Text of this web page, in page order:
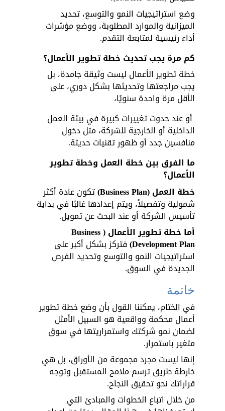
وضع استراتيجيات النمو والتوسع، تحديد
الميزانية والموارد المطلوبة، ووضع مؤشرات
أداء رئيسية لمتابعة التقدم.
كم مرة يجب تحديث خطة تطوير الأعمال؟
خطة تطوير الأعمال ليست وثيقة جامدة، بل
يجب مراجعتها وتحديثها بشكل دوري، على
الأقل مرة واحدة سنويًا،
أو عند حدوث تغييرات كبيرة في بيئة العمل
الداخلية أو الخارجية للشركة، مثل دخول
منافسين جدد أو ظهور تقنيات حديثة.
ما الفرق بين خطة العمل وخطة تطوير
الأعمال؟
خطة العمل (Business Plan)
تكون عادة أكثر
شمولية وتفصيلاً، ويتم إعدادها غالبًا في بداية
تأسيس الشركة أو عند البحث عن تمويل.
أما خطة تطوير الأعمال (Business
Development Plan) فتركز بشكل أكبر على
استراتيجيات النمو والتوسع وتحديد الفرص
الجديدة في السوق.
خاتمة
في الختام، يمكننا القول بأن وضع خطة تطوير
أعمال محكمة وواقعية هو السبيل الأمثل
لضمان نمو شركتك واستمراريتها في سوق
متغير باستمرار.
إنها ليست مجرد مجموعة من الأوراق، بل هي
خارطة طريق ترسم ملامح المستقبل وتوجه
قراراتك نحو تحقيق النجاح.
من خلال اتباع الخطوات والمبادئ التي